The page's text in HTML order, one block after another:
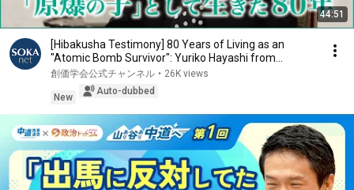
44:51
[Hibakusha Testimony] 80 Years of Living as an
"Atomic Bomb Survivor": Yuriko Hayashi from
Hirosh...
創価学会公式チャンネル • 26K views
New
Auto-dubbed